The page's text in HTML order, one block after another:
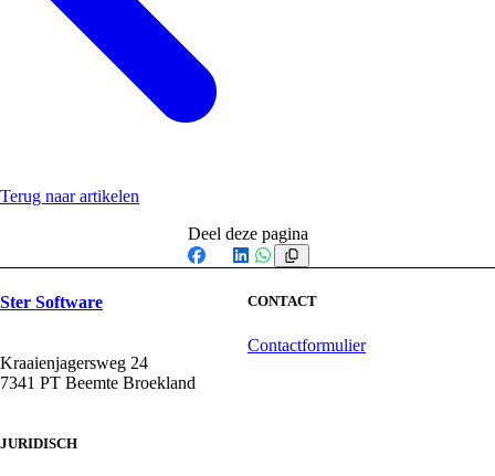
Terug naar artikelen
Deel deze pagina
Facebook
X LinkedIn
WhatsApp
Ster Software
Kraaienjagersweg 24
7341 PT Beemte Broekland
CONTACT
Contactformulier
JURIDISCH